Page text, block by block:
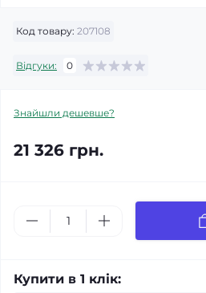
Код товару: 207108
Відгуки: 0
Знайшли дешевше?
21 326 грн.
Купити в 1 клік: